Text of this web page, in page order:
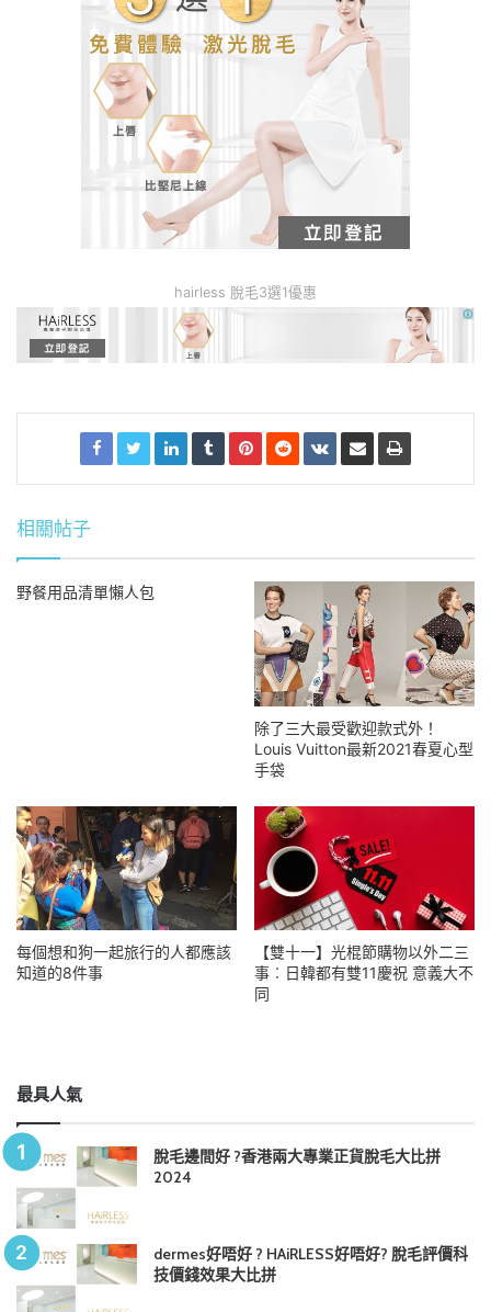
hairless 脫毛3選1優惠
相關帖子
野餐用品清單懶人包
除了三大最受歡迎款式外！
Louis Vuitton最新2021春夏心型
手袋
每個想和狗一起旅行的人都應該
知道的8件事
【雙十一】光棍節購物以外二三
事︰日韓都有雙11慶祝 意義大不
同
最具人氣
脫毛邊間好 ?香港兩大專業正貨脫毛大比拼
2024
dermes好唔好 ? HAiRLESS好唔好? 脫毛評價科
技價錢效果大比拼